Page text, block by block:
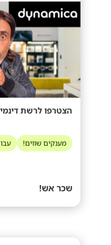
הצטרפו לרשת
מענקים שווים!
שכר אש!